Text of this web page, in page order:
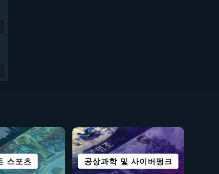
스포츠 공상과학 및 사이버펑크
레잉 전략
얼 노벨 로그라이크
협동 DECK 완벽 호환